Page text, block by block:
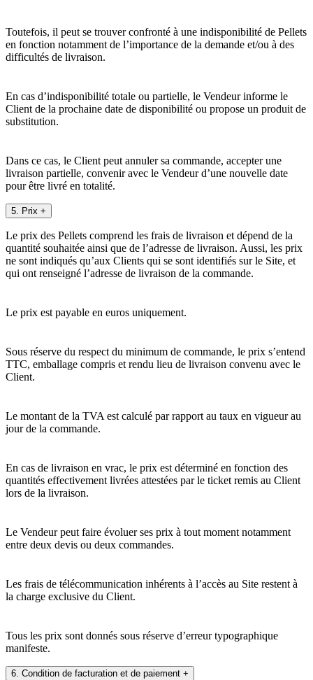
Toutefois, il peut se trouver confronté à une indisponibilité de Pellets
en fonction notamment de l’importance de la demande et/ou à des
difficultés de livraison.
En cas d’indisponibilité totale ou partielle, le Vendeur informe le
Client de la prochaine date de disponibilité ou propose un produit de
substitution.
Dans ce cas, le Client peut annuler sa commande, accepter une
livraison partielle, convenir avec le Vendeur d’une nouvelle date
pour être livré en totalité.
5. Prix +
Le prix des Pellets comprend les frais de livraison et dépend de la
quantité souhaitée ainsi que de l’adresse de livraison. Aussi, les prix
ne sont indiqués qu’aux Clients qui se sont identifiés sur le Site, et
qui ont renseigné l’adresse de livraison de la commande.
Le prix est payable en euros uniquement.
Sous réserve du respect du minimum de commande, le prix s’entend
TTC, emballage compris et rendu lieu de livraison convenu avec le
Client.
Le montant de la TVA est calculé par rapport au taux en vigueur au
jour de la commande.
En cas de livraison en vrac, le prix est déterminé en fonction des
quantités effectivement livrées attestées par le ticket remis au Client
lors de la livraison.
Le Vendeur peut faire évoluer ses prix à tout moment notamment
entre deux devis ou deux commandes.
Les frais de télécommunication inhérents à l’accès au Site restent à
la charge exclusive du Client.
Tous les prix sont donnés sous réserve d’erreur typographique
manifeste.
6. Condition de facturation et de paiement +